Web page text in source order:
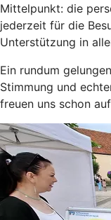
Mittelpunkt: die
jederzeit für die
Unterstützung in
Ein rundum
Stimmung und
freuen uns schon